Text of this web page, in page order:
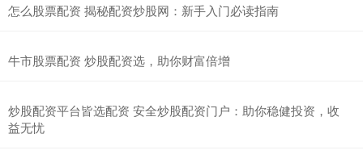
怎么股票配资 揭秘配资炒股网：新手入门必读指南
牛市股票配资 炒股配资选，助你财富倍增
炒股配资平台皆选配资 安全炒股配资门户：助你稳健投资，收
益无忧